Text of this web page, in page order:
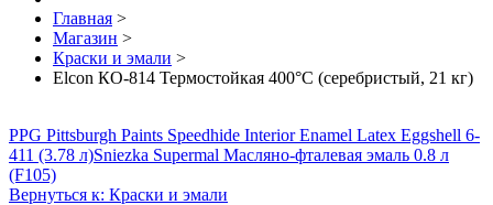
Главная >
Магазин >
Краски и эмали >
Elcon КО-814 Термостойкая 400°C (серебристый, 21 кг)
PPG Pittsburgh Paints Speedhide Interior Enamel Latex Eggshell 6-
411 (3.78 л)Sniezka Supermal Масляно-фталевая эмаль 0.8 л
(F105)
Вернуться к: Краски и эмали